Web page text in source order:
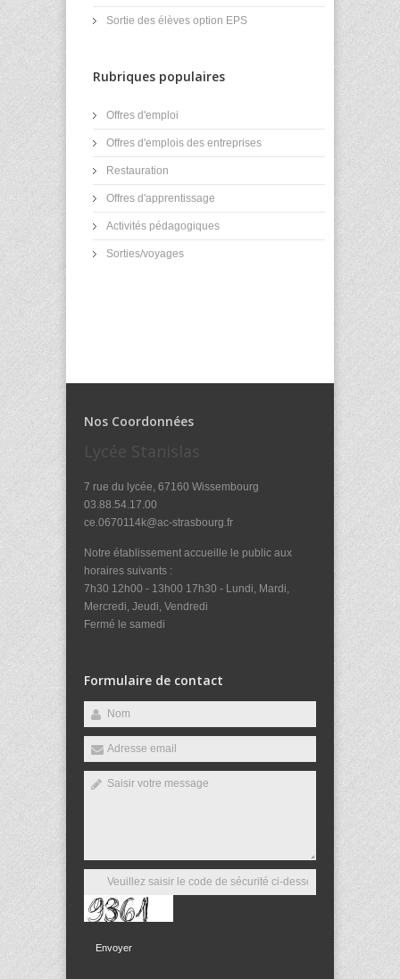
Sortie des élèves option EPS
Rubriques populaires
Offres d'emploi
Offres d'emplois des entreprises
Restauration
Offres d'apprentissage
Activités pédagogiques
Sorties/voyages
Nos Coordonnées
Lycée Stanislas
7 rue du lycée, 67160 Wissembourg
03.88.54.17.00
ce.0670114k@ac-strasbourg.fr
Notre établissement accueille le public aux
horaires suivants :
7h30 12h00 - 13h00 17h30 - Lundi, Mardi,
Mercredi, Jeudi, Vendredi
Fermé le samedi
Formulaire de contact
Envoyer